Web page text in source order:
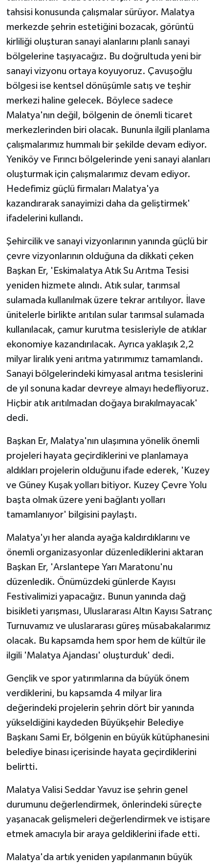
tahsisi konusunda çalışmalar sürüyor. Malatya
merkezde şehrin estetiğini bozacak, görüntü
kirliliği oluşturan sanayi alanlarını planlı sanayi
bölgelerine taşıyacağız. Bu doğrultuda yeni bir
sanayi vizyonu ortaya koyuyoruz. Çavuşoğlu
bölgesi ise kentsel dönüşümle satış ve teşhir
merkezi haline gelecek. Böylece sadece
Malatya'nın değil, bölgenin de önemli ticaret
merkezlerinden biri olacak. Bununla ilgili planlama
çalışmalarımız hummalı bir şekilde devam ediyor.
Yeniköy ve Fırıncı bölgelerinde yeni sanayi alanları
oluşturmak için çalışmalarımız devam ediyor.
Hedefimiz güçlü firmaları Malatya'ya
kazandırarak sanayimizi daha da geliştirmek'
ifadelerini kullandı.
Şehircilik ve sanayi vizyonlarının yanında güçlü bir
çevre vizyonlarının olduğuna da dikkati çeken
Başkan Er, 'Eskimalatya Atık Su Arıtma Tesisi
yeniden hizmete alındı. Atık sular, tarımsal
sulamada kullanılmak üzere tekrar arıtılıyor. İlave
ünitelerle birlikte arıtılan sular tarımsal sulamada
kullanılacak, çamur kurutma tesisleriyle de atıklar
ekonomiye kazandırılacak. Ayrıca yaklaşık 2,2
milyar liralık yeni arıtma yatırımımız tamamlandı.
Sanayi bölgelerindeki kimyasal arıtma tesislerini
de yıl sonuna kadar devreye almayı hedefliyoruz.
Hiçbir atık arıtılmadan doğaya bırakılmayacak'
dedi.
Başkan Er, Malatya'nın ulaşımına yönelik önemli
projeleri hayata geçirdiklerini ve planlamaya
aldıkları projelerin olduğunu ifade ederek, 'Kuzey
ve Güney Kuşak yolları bitiyor. Kuzey Çevre Yolu
başta olmak üzere yeni bağlantı yolları
tamamlanıyor' bilgisini paylaştı.
Malatya'yı her alanda ayağa kaldırdıklarını ve
önemli organizasyonlar düzenlediklerini aktaran
Başkan Er, 'Arslantepe Yarı Maratonu'nu
düzenledik. Önümüzdeki günlerde Kayısı
Festivalimizi yapacağız. Bunun yanında dağ
bisikleti yarışması, Uluslararası Altın Kayısı Satranç
Turnuvamız ve uluslararası güreş müsabakalarımız
olacak. Bu kapsamda hem spor hem de kültür ile
ilgili 'Malatya Ajandası' oluşturduk' dedi.
Gençlik ve spor yatırımlarına da büyük önem
verdiklerini, bu kapsamda 4 milyar lira
değerindeki projelerin şehrin dört bir yanında
yükseldiğini kaydeden Büyükşehir Belediye
Başkanı Sami Er, bölgenin en büyük kütüphanesini
belediye binası içerisinde hayata geçirdiklerini
belirtti.
Malatya Valisi Seddar Yavuz ise şehrin genel
durumunu değerlendirmek, önlerindeki süreçte
yaşanacak gelişmeleri değerlendirmek ve istişare
etmek amacıyla bir araya geldiklerini ifade etti.
Malatya'da artık yeniden yapılanmanın büyük